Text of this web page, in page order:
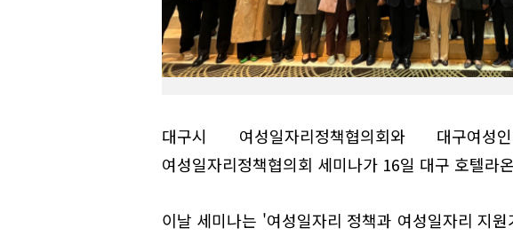
대구시 여성일자리정책협의회와 대구여
여성일자리정책협의회 세미나가 16일 대구 호텔라
이날 세미나는 '여성일자리 정책과 여성일자리 지